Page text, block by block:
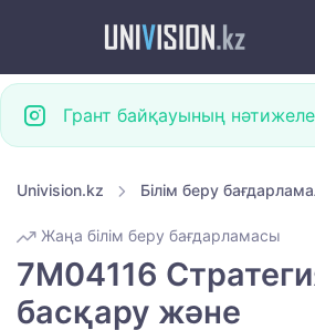
Грант байқауының
Univision.kz Білім беру
Жаңа білім беру бағдарламасы
7M04116
басқару және